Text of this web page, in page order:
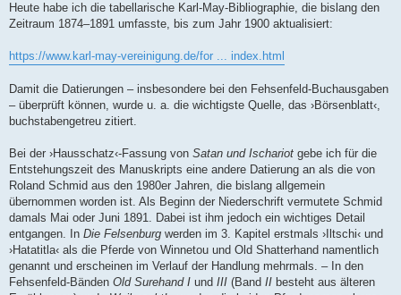
i
r
Heute habe ich die tabellarische Karl-May-Bibliographie, die bislang den
Zeitraum 1874–1891 umfasste, bis zum Jahr 1900 aktualisiert:
https://www.karl-may-vereinigung.de/for ... index.html
Damit die Datierungen – insbesondere bei den Fehsenfeld-Buchausgaben
– überprüft können, wurde u. a. die wichtigste Quelle, das ›Börsenblatt‹,
buchstabengetreu zitiert.
Bei der ›Hausschatz‹-Fassung von Satan und Ischariot gebe ich für die
Entstehungszeit des Manuskripts eine andere Datierung an als die von
Roland Schmid aus den 1980er Jahren, die bislang allgemein
übernommen worden ist. Als Beginn der Niederschrift vermutete Schmid
damals Mai oder Juni 1891. Dabei ist ihm jedoch ein wichtiges Detail
entgangen. In Die Felsenburg werden im 3. Kapitel erstmals ›Iltschi‹ und
›Hatatitla‹ als die Pferde von Winnetou und Old Shatterhand namentlich
genannt und erscheinen im Verlauf der Handlung mehrmals. – In den
Fehsenfeld-Bänden Old Surehand I und III (Band II besteht aus älteren